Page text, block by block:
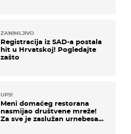
ZANIMLJIVO
Registracija iz SAD-a postala
hit u Hrvatskoj! Pogledajte
zašto
UPS!
Meni domaćeg restorana
nasmijao društvene mreže!
Za sve je zaslužan urnebesan